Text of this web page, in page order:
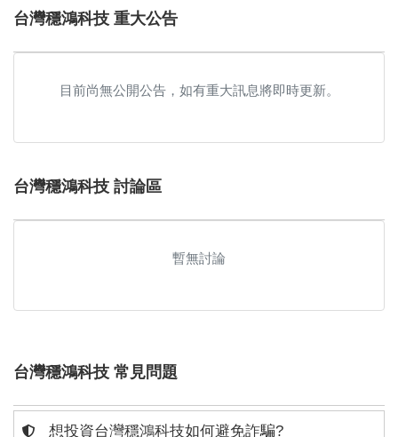
台灣穩鴻科技 重大公告
目前尚無公開公告，如有重大訊息將即時更新。
台灣穩鴻科技 討論區
暫無討論
台灣穩鴻科技 常見問題
想投資台灣穩鴻科技如何避免詐騙?